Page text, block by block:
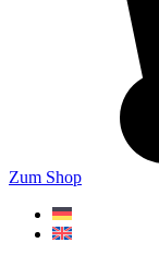
Zum Shop